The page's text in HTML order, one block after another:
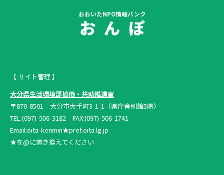
おおいたNPO情報バンク
お ん ぽ
【 サイト管理 】
大分県生活環境部協働・共助推進室
〒870-8501 大分市大手町3-1-1（県庁舎別館5階）
TEL:(097)-506-3182 FAX:(097)-506-1741
Email:oita-kenmin★pref.oita.lg.jp
★を@に置き換えてください